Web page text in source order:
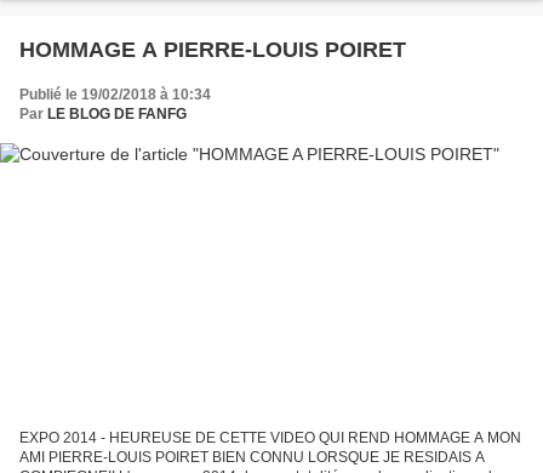
HOMMAGE A PIERRE-LOUIS POIRET
Publié le 19/02/2018 à 10:34
Par LE BLOG DE FANFG
EXPO 2014 - HEUREUSE DE CETTE VIDEO QUI REND HOMMAGE A MON
AMI PIERRE-LOUIS POIRET BIEN CONNU LORSQUE JE RESIDAIS A